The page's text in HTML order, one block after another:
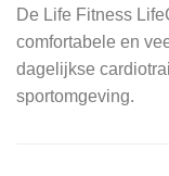
De Life Fitness
comfortabele en
dagelijkse
sportomgeving.